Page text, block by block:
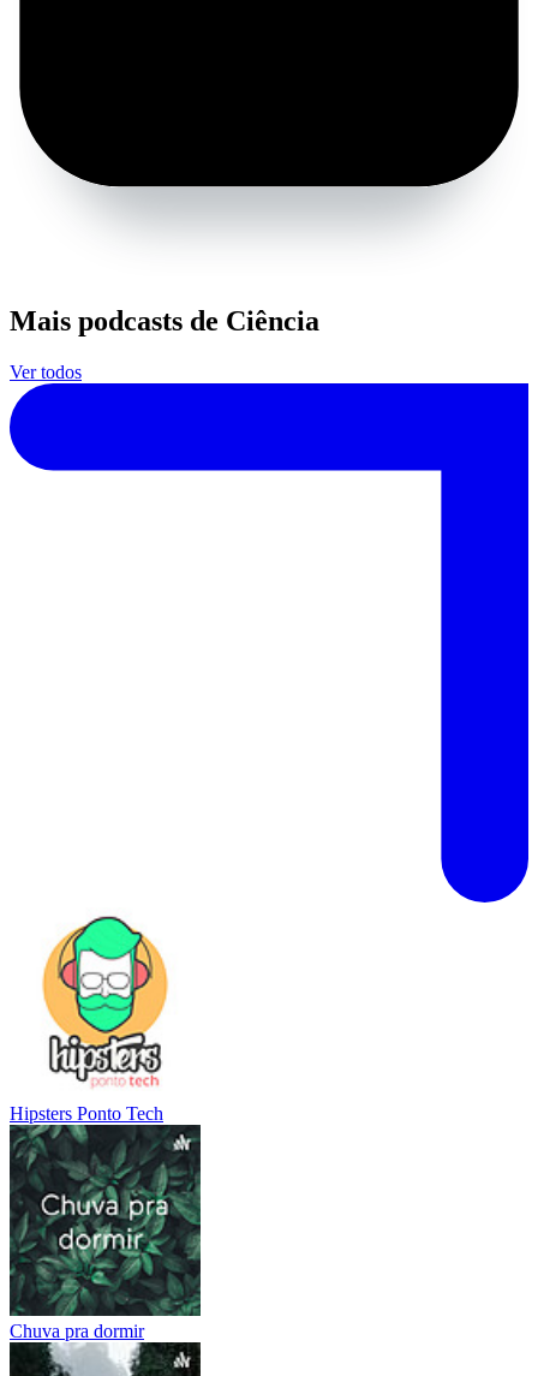
Mais podcasts de Ciência
Ver todos
Hipsters Ponto Tech
Chuva pra dormir